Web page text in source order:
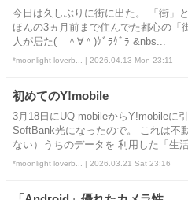
今日は久しぶりに街に出た。 「街」
ほんの3ヵ月前まで住んでた都心の「
人が居た( ＾∀＾)ｹﾞﾗｹﾞﾗ &nbs...
*moonlight loverb... | 2026.04.13 Mon 23:11
初めてのY!mobile
3月18日にUQ mobileからY!mobileに
SoftBank光になったので。 これは不
ない）うちのデータを 利用した「生
*moonlight loverb... | 2026.03.21 Sat 23:16